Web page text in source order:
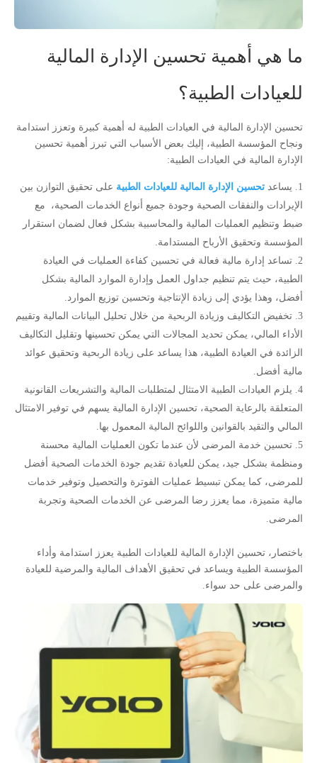
ما هي أهمية تحسين الإدارة المالية
للعيادات الطبية؟
تحسين الإدارة المالية في العيادات الطبية له أهمية كبيرة وتعزز استدامة
ونجاح المؤسسة الطبية، إليك بعض الأسباب التي تبرز أهمية تحسين
الإدارة المالية في العيادات الطبية:
يساعد تحسين الإدارة المالية للعيادات الطبية على تحقيق التوازن بين
الإيرادات والنفقات الصحية وجودة جميع أنواع الخدمات الصحية، مع
ضبط وتنظيم العمليات المالية والمحاسبية بشكل فعال لضمان استقرار
المؤسسة وتحقيق الأرباح المستدامة.
تساعد إدارة مالية فعالة في تحسين كفاءة العمليات في العيادة
الطبية، حيث يتم تنظيم جداول العمل وإدارة الموارد المالية بشكل
أفضل، وهذا يؤدي إلى زيادة الإنتاجية وتحسين توزيع الموارد.
تخفيض التكاليف وزيادة الربحية من خلال تحليل البيانات المالية وتقييم
الأداء المالي، يمكن تحديد المجالات التي يمكن تحسينها وتقليل التكاليف
الزائدة في العيادة الطبية، هذا يساعد على زيادة الربحية وتحقيق عوائد
مالية أفضل.
يلزم العيادات الطبية الامتثال لمتطلبات المالية والتشريعات القانونية
المتعلقة بالرعاية الصحية، تحسين الإدارة المالية يسهم في توفير الامتثال
المالي والتقيد بالقوانين واللوائح المالية المعمول بها.
تحسين خدمة المرضى لأن عندما تكون العمليات المالية محسنة
ومنظمة بشكل جيد، يمكن للعيادة تقديم جودة الخدمات الصحية أفضل
للمرضى، كما يمكن تبسيط عمليات الفوترة والتحصيل وتوفير خدمات
مالية متميزة، مما يعزز رضا المرضى عن الخدمات الصحية وتجربة
المرضى.
باختصار، تحسين الإدارة المالية للعيادات الطبية يعزز استدامة وأداء
المؤسسة الطبية ويساعد في تحقيق الأهداف المالية والمرضية للعيادة
والمرضى على حد سواء.